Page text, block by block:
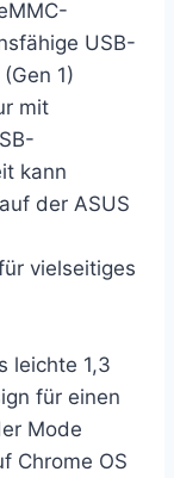
USB-
1)
mit
kann
der ASUS
vielseitiges
leichte 1,3
für einen
Mode
Chrome OS